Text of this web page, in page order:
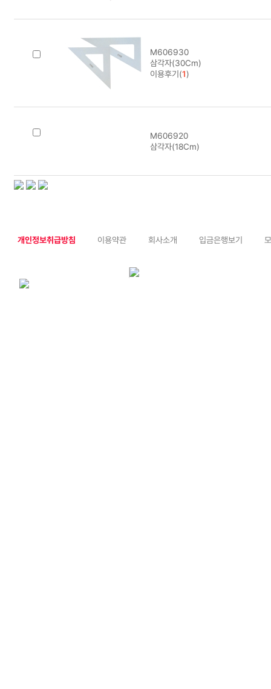
M606930
삼각자(30Cm)
이용후기(1)
M606920
삼각자(18Cm)
개인정보취급방침 이용약관 회사소개 입금은행보기